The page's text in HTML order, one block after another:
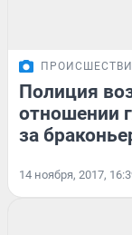
Полиция
отношении
за
14 ноября, 2017,